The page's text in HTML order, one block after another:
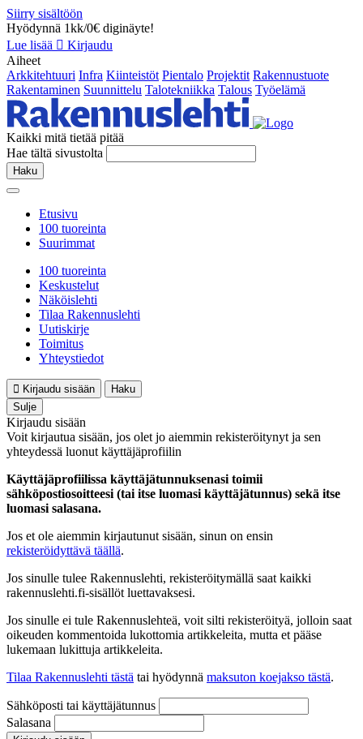
Siirry sisältöön
Hyödynnä 1kk/0€ diginäyte!
Lue lisää
Kirjaudu
Aiheet
Arkkitehtuuri Infra Kiinteistöt Pientalo Projektit Rakennustuote
Rakentaminen Suunnittelu Talotekniikka Talous Työelämä
Kaikki mitä tietää pitää
Hae tältä sivustolta
Haku
Etusivu
100 tuoreinta
Suurimmat
100 tuoreinta
Keskustelut
Näköislehti
Tilaa Rakennuslehti
Uutiskirje
Toimitus
Yhteystiedot
Kirjaudu sisään
Haku
Sulje
Kirjaudu sisään
Voit kirjautua sisään, jos olet jo aiemmin rekisteröitynyt ja sen
yhteydessä luonut käyttäjäprofiilin
Käyttäjäprofiilissa käyttäjätunnuksenasi toimii
sähköpostiosoitteesi (tai itse luomasi käyttäjätunnus) sekä itse
luomasi salasana.
Jos et ole aiemmin kirjautunut sisään, sinun on ensin
rekisteröidyttävä täällä.
Jos sinulle tulee Rakennuslehti, rekisteröitymällä saat kaikki
rakennuslehti.fi-sisällöt luettavaksesi.
Jos sinulle ei tule Rakennuslehteä, voit silti rekisteröityä, jolloin saat
oikeuden kommentoida lukottomia artikkeleita, mutta et pääse
lukemaan lukittuja artikkeleita.
Tilaa Rakennuslehti tästä tai hyödynnä maksuton koejakso tästä.
Sähköposti tai käyttäjätunnus
Salasana